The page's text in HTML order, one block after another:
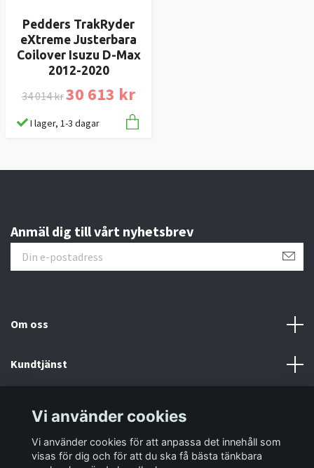
Pedders TrakRyder
eXtreme Justerbara
Coilover Isuzu D-Max
2012-2020
34 014 kr30 613 kr
I lager, 1-3 dagar
Anmäl dig till vårt nyhetsbrev
Om oss
Kundtjänst
Sociala medier
Vi använder cookies
Vi använder cookies för att anpassa det innehåll som
visas för dig och för att du ska få bästa tänkbara